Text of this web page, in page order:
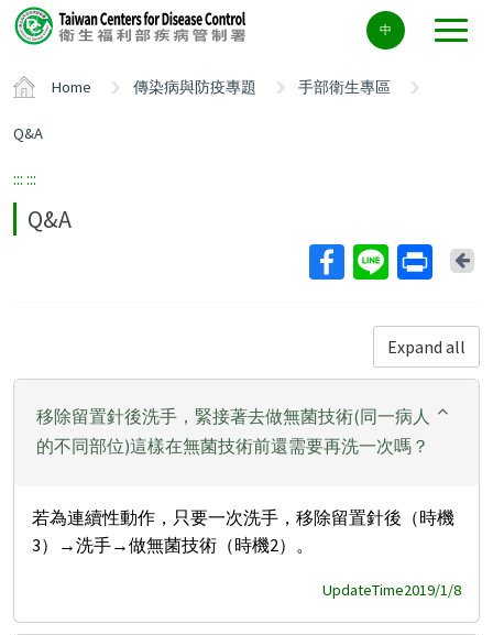
Center
block
中
Home 傳染病與防疫專題 手部衛生專區
Q&A
::: :::
Q&A
Expand all
移除留置針後洗手，緊接著去做無菌技術(同一病人
的不同部位)這樣在無菌技術前還需要再洗一次嗎？
若為連續性動作，只要一次洗手，移除留置針後（時機
3）→洗手→做無菌技術（時機2）。
UpdateTime2019/1/8